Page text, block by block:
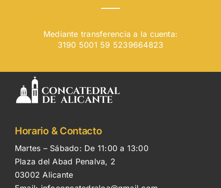
Mediante transferencia a la cuenta:
3190 5001 59 5239664823
Horario & Contacto
Martes – Sábado: De 11:00 a 13:00
Plaza del Abad Penalva, 2
03002 Alicante